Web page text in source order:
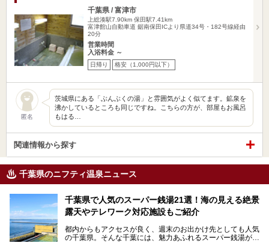
千葉県 / 富津市
上総湊駅7.90km 保田駅7.41km
富津館山自動車道 鋸南保田ICより県道34号・182号線経由
20分
営業時間
入浴料金 ～
日帰り 格安（1,000円以下）
匿名
茨城県にある「ぶんぶくの湯」と雰囲気がよく似てます。鉱泉を
沸かしているところも同じですね。こちらの方が、部屋もお風呂
もはる…
関連情報から探す
千葉県のニフティ温泉ニュース
千葉県で人気のスーパー銭湯21選！海の見える絶景
露天やテレワーク対応施設もご紹介
都内からもアクセスが良く、週末のお出かけ先としても人気
の千葉県。そんな千葉には、魅力あふれるスーパー銭湯がた